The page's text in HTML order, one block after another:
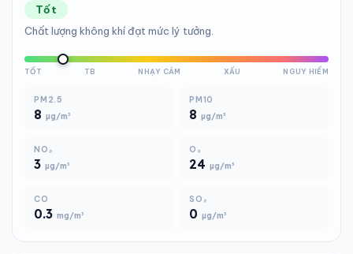
Tốt
Chất lượng không khí đạt mức lý tưởng.
TỐT TB NHẠY CẢM XẤU NGUY HIỂM
PM2.5
8 µg/m³
PM10
8 µg/m³
NO₂
3 µg/m³
O₃
24 µg/m³
CO
0.3 mg/m³
SO₂
0 µg/m³